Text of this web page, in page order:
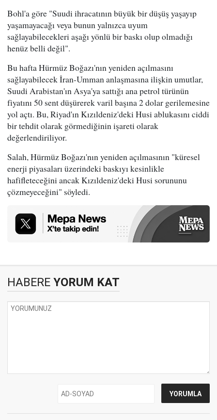
Bohl'a göre "Suudi ihracatının büyük bir düşüş yaşayıp
yaşamayacağı veya bunun yalnızca uyum
sağlayabilecekleri aşağı yönlü bir baskı olup olmadığı
henüz belli değil".
Bu hafta Hürmüz Boğazı'nın yeniden açılmasını
sağlayabilecek İran-Umman anlaşmasına ilişkin umutlar,
Suudi Arabistan'ın Asya'ya sattığı ana petrol türünün
fiyatını 50 sent düşürerek varil başına 2 dolar gerilemesine
yol açtı. Bu, Riyad'ın Kızıldeniz'deki Husi ablukasını ciddi
bir tehdit olarak görmediğinin işareti olarak
değerlendiriliyor.
Salah, Hürmüz Boğazı'nın yeniden açılmasının "küresel
enerji piyasaları üzerindeki baskıyı kesinlikle
hafifleteceğini ancak Kızıldeniz'deki Husi sorununu
çözmeyeceğini" söyledi.
HABERE YORUM KAT